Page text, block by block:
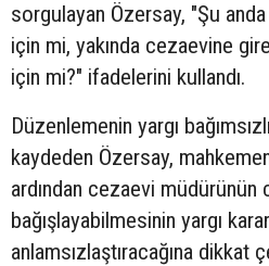
sorgulayan Özersay, "Şu
için mi, yakında cezaevine
için mi?" ifadelerini kullandı.
Düzenlemenin yargı
kaydeden Özersay,
ardından cezaevi müdürünün
bağışlayabilmesinin yargı
anlamsızlaştıracağına dikkat